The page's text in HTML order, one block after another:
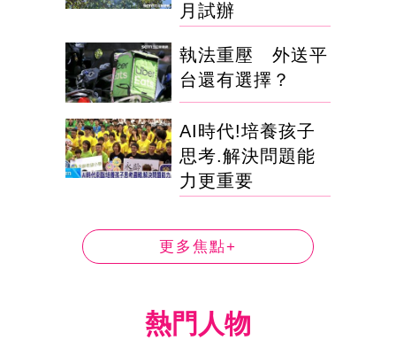
月試辦
執法重壓 外送平
台還有選擇？
AI時代!培養孩子
思考.解決問題能
力更重要
更多焦點+
熱門人物